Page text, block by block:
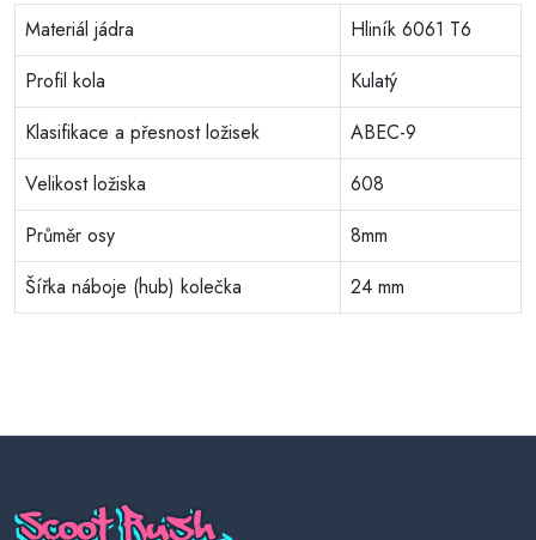
Materiál jádra
Hliník 6061 T6
Profil kola
Kulatý
Klasifikace a přesnost ložisek
ABEC-9
Velikost ložiska
608
Průměr osy
8mm
Šířka náboje (hub) kolečka
24 mm